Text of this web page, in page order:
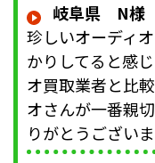
岐阜県 N様
珍しいオーディ
かりしてると感
オ買取業者と比
オさんが一番親
りがとうございま